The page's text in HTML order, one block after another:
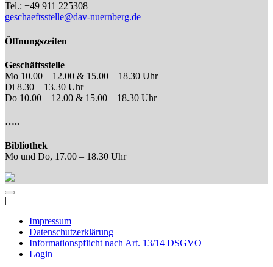
Tel.: +49 911 225308
geschaeftsstelle@dav-nuernberg.de
Öffnungszeiten
Geschäftsstelle
Mo 10.00 – 12.00 & 15.00 – 18.30 Uhr
Di 8.30 – 13.30 Uhr
Do 10.00 – 12.00 & 15.00 – 18.30 Uhr
…..
Bibliothek
Mo und Do, 17.00 – 18.30 Uhr
Impressum
Datenschutzerklärung
Informationspflicht nach Art. 13/14 DSGVO
Login